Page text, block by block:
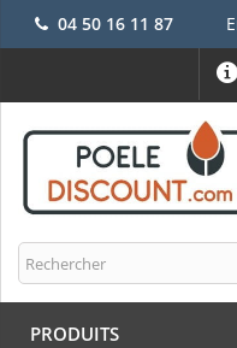
04 50 16 11 87
PRODUITS